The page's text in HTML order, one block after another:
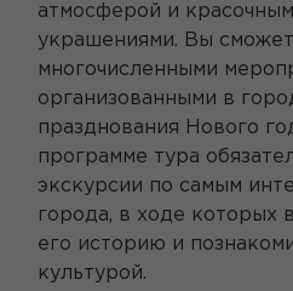
атмосферой и
украшениями. Вы
многочисленными
организованными в
празднования Нового
программе тура
экскурсии по самым
города, в ходе которых
его историю и
культурой.